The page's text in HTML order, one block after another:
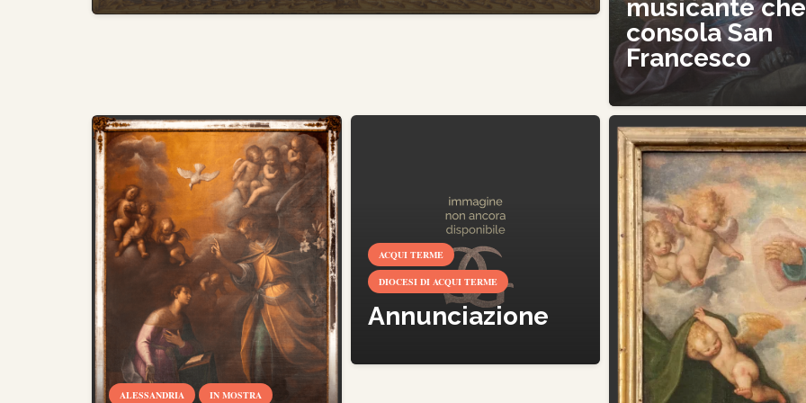
musicante che
consola San
Francesco
ALESSANDRIA IN MOSTRA
ACQUI TERME
DIOCESI DI ACQUI TERME
Annunciazione